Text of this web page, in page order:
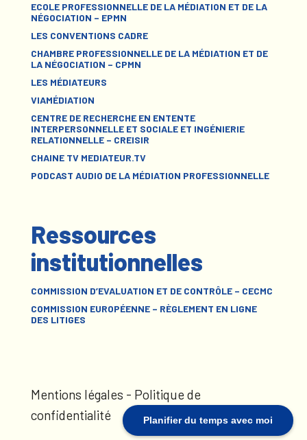
Planifier du temps avec moi
ECOLE PROFESSIONNELLE DE LA MÉDIATION ET DE LA
NÉGOCIATION – EPMN
LES CONVENTIONS CADRE
CHAMBRE PROFESSIONNELLE DE LA MÉDIATION ET DE
LA NÉGOCIATION – CPMN
LES MÉDIATEURS
VIAMÉDIATION
CENTRE DE RECHERCHE EN ENTENTE
INTERPERSONNELLE ET SOCIALE ET INGÉNIERIE
RELATIONNELLE – CREISIR
CHAINE TV MEDIATEUR.TV
PODCAST AUDIO DE LA MÉDIATION PROFESSIONNELLE
Ressources
institutionnelles
COMMISSION D’EVALUATION ET DE CONTRÔLE – CECMC
COMMISSION EUROPÉENNE – RÈGLEMENT EN LIGNE
DES LITIGES
Mentions légales - Politique de
confidentialité